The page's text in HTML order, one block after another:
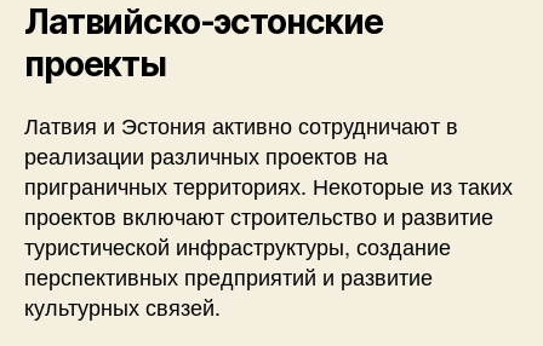
Латвийско-эстонские
проекты
Латвия и Эстония активно сотрудничают в
реализации различных проектов на
приграничных территориях. Некоторые из таких
проектов включают строительство и развитие
туристической инфраструктуры, создание
перспективных предприятий и развитие
культурных связей.